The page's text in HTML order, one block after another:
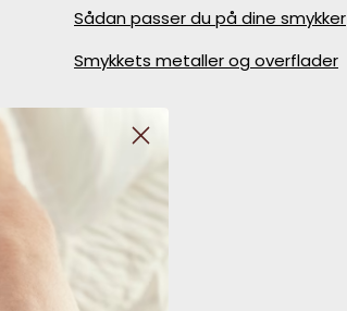
Sådan passer du på dine smykker
Smykkets metaller og overflader